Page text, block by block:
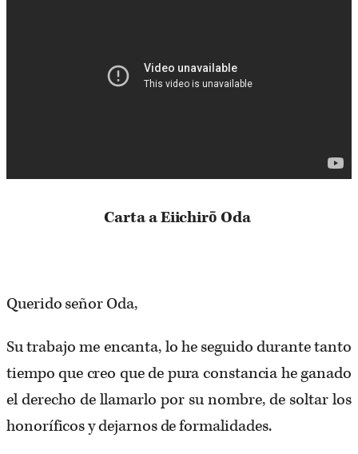
Carta a Eiichirō Oda
Querido señor Oda,
Su trabajo me encanta, lo he seguido durante tanto
tiempo que creo que de pura constancia he ganado
el derecho de llamarlo por su nombre, de soltar los
honoríficos y dejarnos de formalidades.